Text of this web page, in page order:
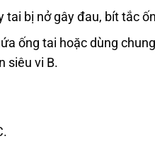
tai bị nở gây đau, bít tắc
ống tai hoặc dùng
siêu vi B.